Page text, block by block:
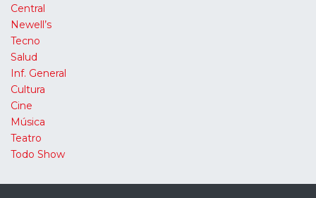
Central
Newell’s
Tecno
Salud
Inf. General
Cultura
Cine
Música
Teatro
Todo Show